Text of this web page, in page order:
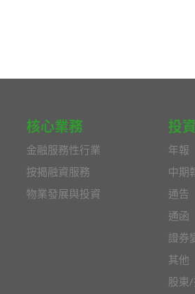
核心業務
金融服務性行業
按揭融資服務
物業發展與投資
投
年報
中期
通告
通函
證券
其他
股東